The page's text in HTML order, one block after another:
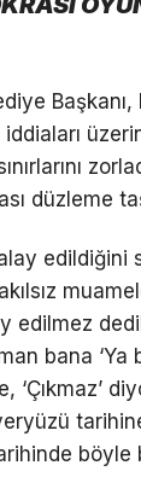
düzleme
edildiğini
edilmez
bana ‘Ya
‘Çıkmaz’
böyle